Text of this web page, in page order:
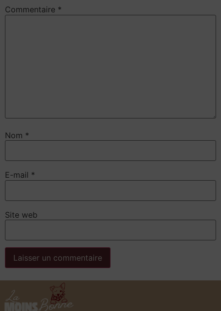
Commentaire *
Nom *
E-mail *
Site web